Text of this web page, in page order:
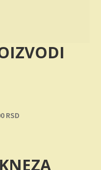
RSD.
RSDTrenutna